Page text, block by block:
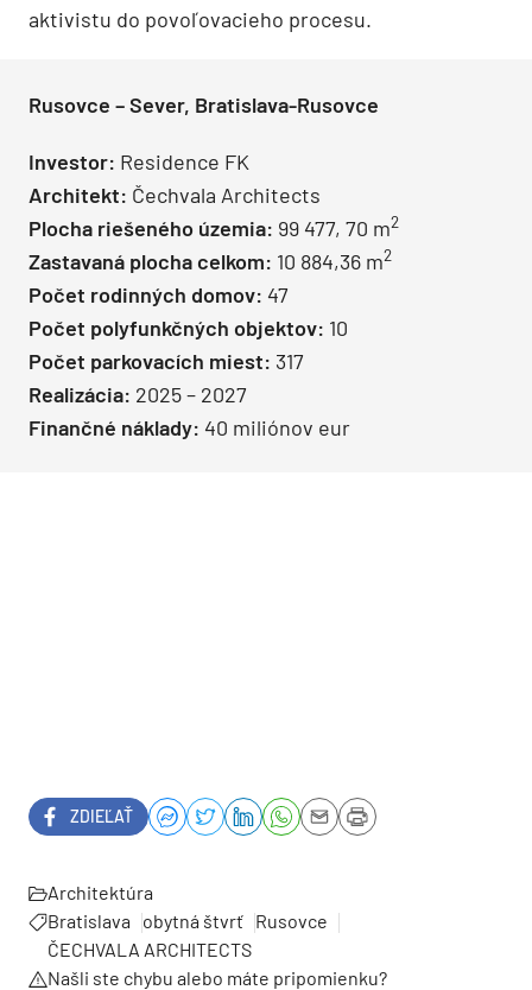
aktivistu do povoľovacieho procesu.
Rusovce – Sever, Bratislava-Rusovce
Investor: Residence FK
Architekt: Čechvala Architects
Plocha riešeného územia: 99 477, 70 m2
Zastavaná plocha celkom: 10 884,36 m2
Počet rodinných domov: 47
Počet polyfunkčných objektov: 10
Počet parkovacích miest: 317
Realizácia: 2025 – 2027
Finančné náklady: 40 miliónov eur
ZDIEĽAŤ
Architektúra
Bratislava
obytná štvrť Rusovce
ČECHVALA ARCHITECTS
Našli ste chybu alebo máte pripomienku?